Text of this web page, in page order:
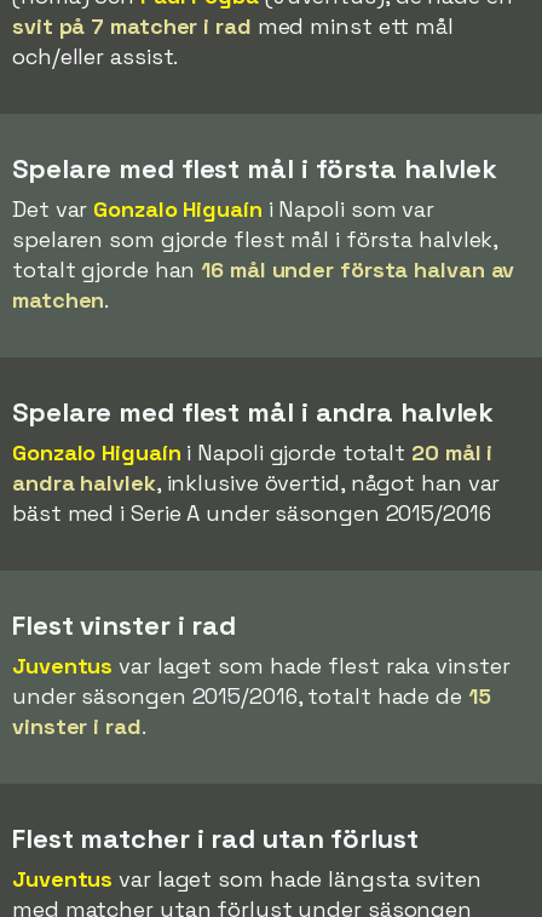
svit på 7 matcher i rad med minst ett mål
och/eller assist.
Spelare med flest mål i första halvlek
Det var Gonzalo Higuaín i Napoli som var
spelaren som gjorde flest mål i första halvlek,
totalt gjorde han16 mål under första halvan av
matchen.
Spelare med flest mål i andra halvlek
Gonzalo Higuaín i Napoli gjorde totalt 20 mål i
andra halvlek, inklusive övertid, något han var
bäst med i Serie A under säsongen 2015/2016
Flest vinster i rad
Juventus var laget som hade flest raka vinster
under säsongen 2015/2016, totalt hade de 15
vinster i rad.
Flest matcher i rad utan förlust
Juventus var laget som hade längsta sviten
med matcher utan förlust under säsongen